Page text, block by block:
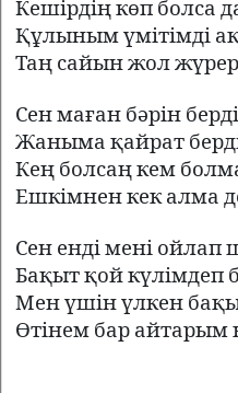
Кешірдің көп болса
Құлыным үмітімді
Таң сайын жол
Сен маған бəрін
Жаныма қайрат берді
Кең болсаң кем
Ешкімнен кек алма
Сен енді мені
Бақыт қой күлімдеп
Мен үшін үлкен
Өтінем бар айтарым